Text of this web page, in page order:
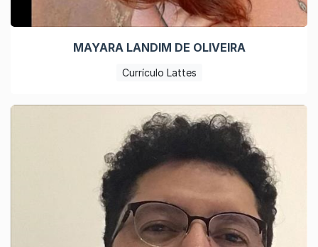
MAYARA LANDIM DE OLIVEIRA
Currículo Lattes